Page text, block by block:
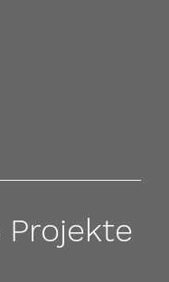
Projekte